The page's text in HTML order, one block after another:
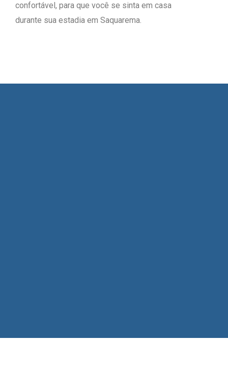
confortável, para que você se sinta em casa
durante sua estadia em Saquarema.